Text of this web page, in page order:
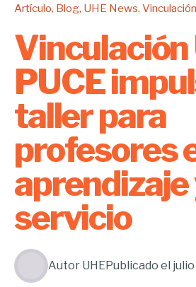
Artículo Blog UHE News Vinculación
Vinculación
PUCE
taller para
profesores
aprendizaje
servicio
Autor UHEPublicado el julio